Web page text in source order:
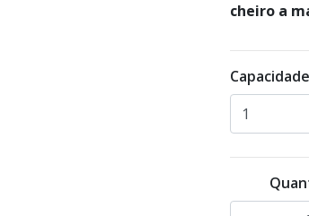
cheiro a